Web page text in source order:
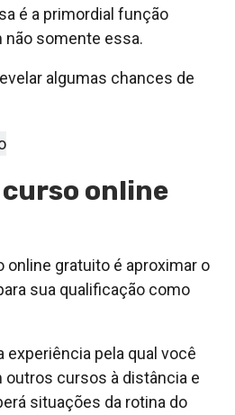
é a primordial função
somente essa.
algumas chances de
online
online gratuito é aproximar o
sua qualificação como
experiência pela qual você
cursos à distância e
situações da rotina do